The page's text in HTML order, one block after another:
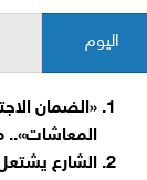
اليوم
«الضمان
المعاشات»..
الشارع